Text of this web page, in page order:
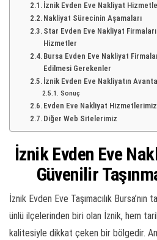
İznik Evden Eve Nakliyat
Nakliyat Sürecinin Aşamaları
Star Evden Eve Nakliyat
Hizmetler
Bursa Evden Eve Nakliyat
Edilmesi Gerekenler
İznik Evden Eve Nakliyatın
Sonuç
Evden Eve Nakliyat Hizmetlerimiz
Diğer Web Sitelerimiz
İznik Evden Eve
Güvenilir
İznik Evden Eve Taşımacılık
ünlü ilçelerinden biri olan İznik, hem
kalitesiyle dikkat çeken bir bölgedir.